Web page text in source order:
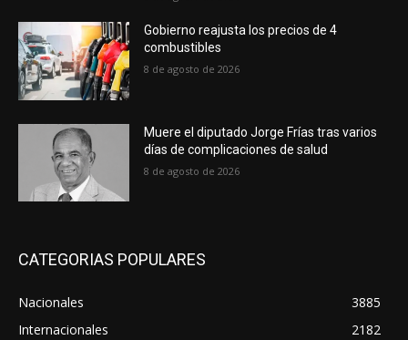
Gobierno reajusta los precios de 4
combustibles
8 de agosto de 2026
Muere el diputado Jorge Frías tras varios
días de complicaciones de salud
8 de agosto de 2026
CATEGORIAS POPULARES
Nacionales
3885
Internacionales
2182